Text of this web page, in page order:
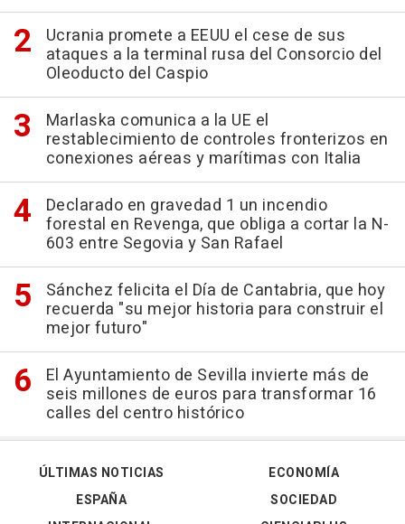
Ucrania promete a EEUU el cese de sus
ataques a la terminal rusa del Consorcio del
Oleoducto del Caspio
Marlaska comunica a la UE el
restablecimiento de controles fronterizos en
conexiones aéreas y marítimas con Italia
Declarado en gravedad 1 un incendio
forestal en Revenga, que obliga a cortar la N-
603 entre Segovia y San Rafael
Sánchez felicita el Día de Cantabria, que hoy
recuerda "su mejor historia para construir el
mejor futuro"
El Ayuntamiento de Sevilla invierte más de
seis millones de euros para transformar 16
calles del centro histórico
ÚLTIMAS NOTICIAS
ESPAÑA
ECONOMÍA
SOCIEDAD